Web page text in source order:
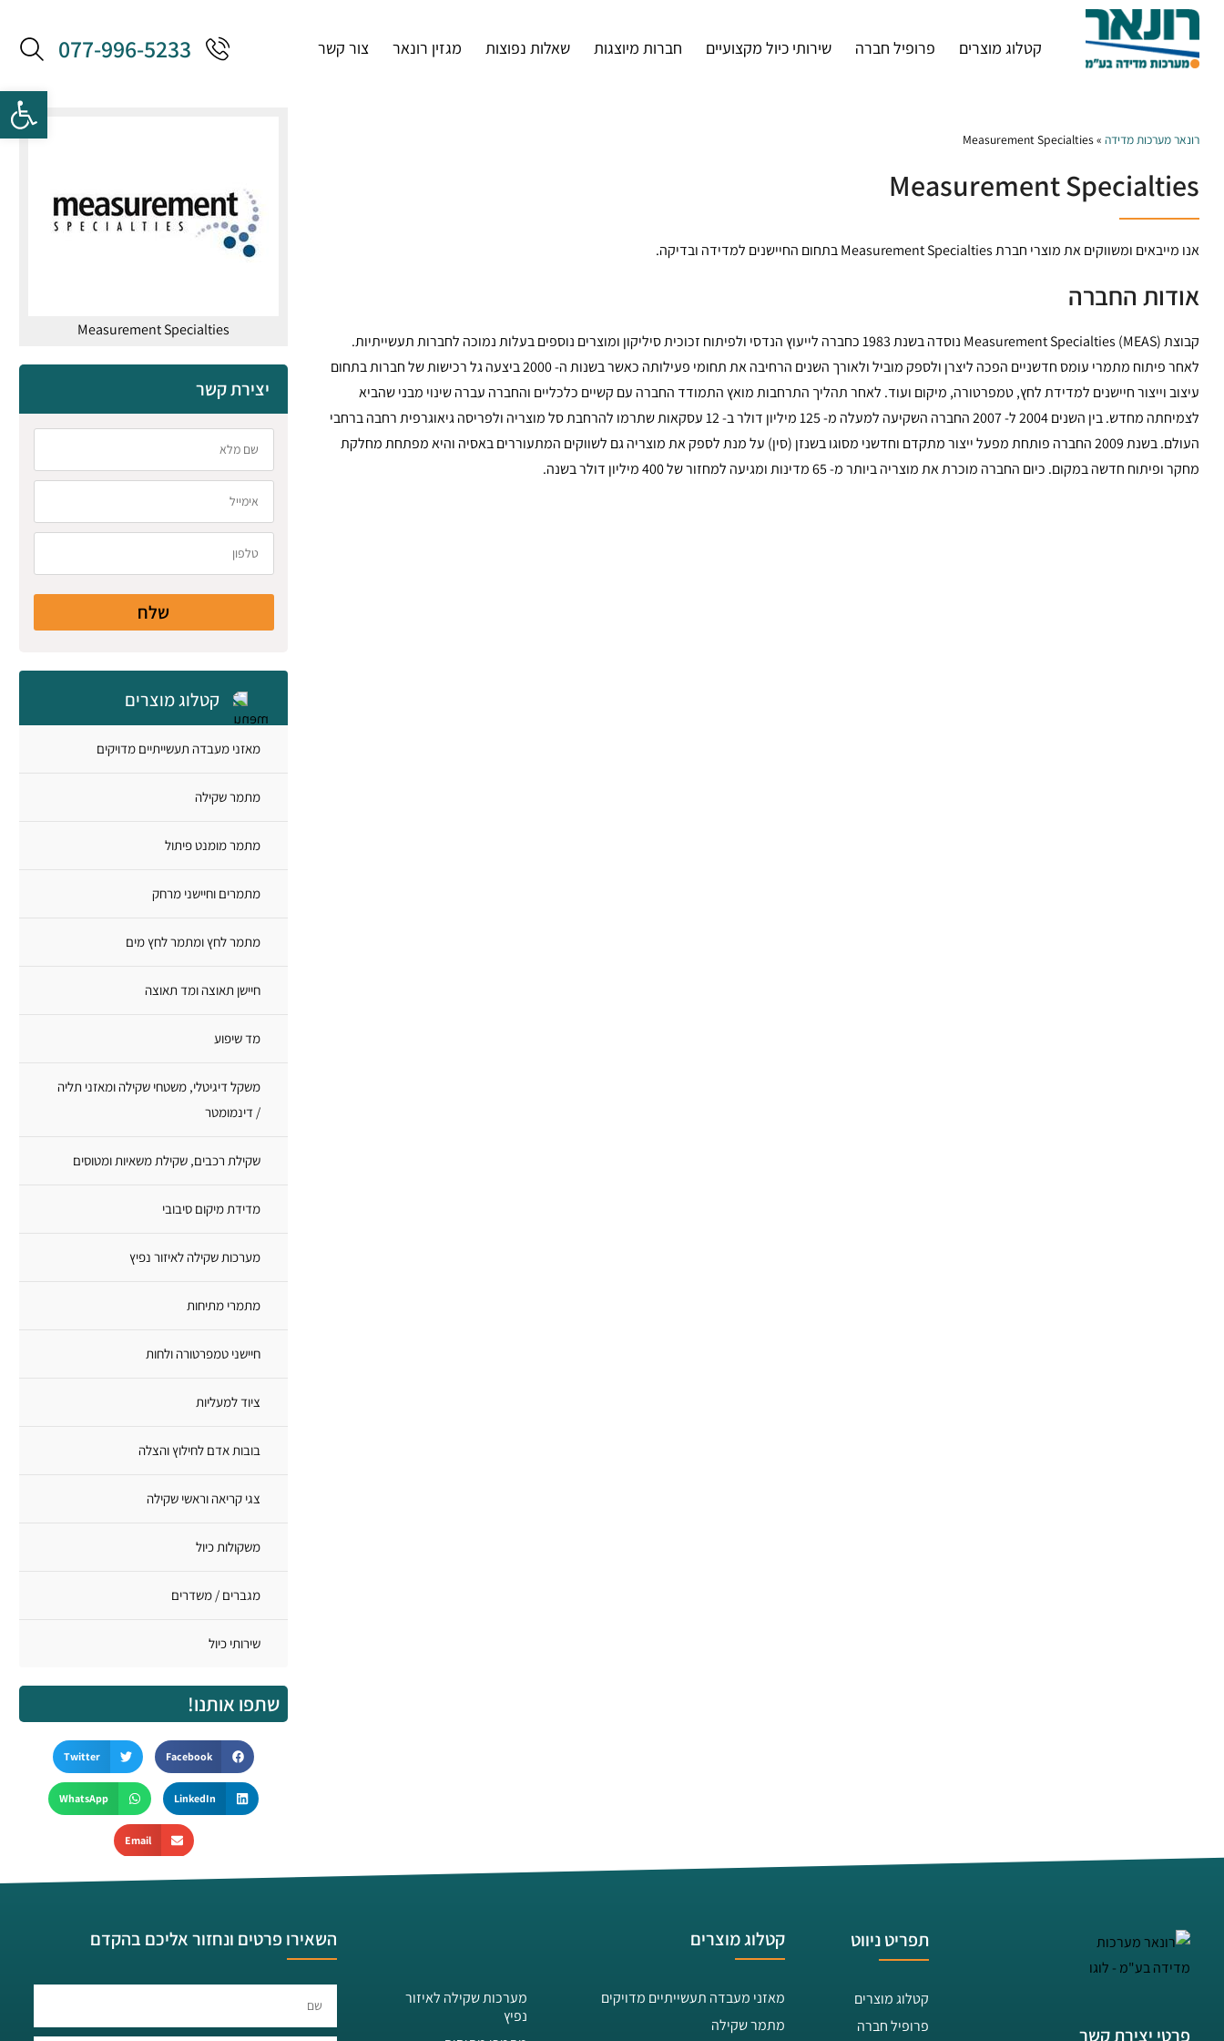
קטלוג מוצרים פרופיל חברה שירותי כיול מקצועיים חברות מיוצגות שאלות נפוצות מגזין רונאר צור קשר 077-996-5233
רונאר מערכות מדידה »
Measurement Specialties
Measurement Specialties
אנו מייבאים ומשווקים את מוצרי חברת Measurement Specialties בתחום החיישנים למדידה ובדיקה.
אודות החברה
קבוצת Measurement Specialties (MEAS) נוסדה בשנת 1983 כחברה לייעוץ הנדסי ולפיתוח זכוכית סיליקון ומוצרים נוספים בעלות נמוכה לחברות תעשייתיות.
לאחר פיתוח מתמרי עומס חדשניים הפכה ליצרן ולספק מוביל ולאורך השנים הרחיבה את תחומי פעילותה כאשר בשנות ה- 2000 ביצעה גל רכישות של חברות בתחום
עיצוב וייצור חיישנים למדידת לחץ, טמפרטורה, מיקום ועוד. לאחר תהליך התרחבות מואץ התמודד החברה עם קשיים כלכליים והחברה עברה שינוי מבני שהביא
לצמיחתה מחדש. בין השנים 2004 ל- 2007 החברה השקיעה למעלה מ- 125 מיליון דולר ב- 12 עסקאות שתרמו להרחבת סל מוצריה ולפריסה גיאוגרפית רחבה ברחבי
העולם. בשנת 2009 החברה פותחת מפעל ייצור מתקדם וחדשני מסוגו בשנזן (סין) על מנת לספק את מוצריה גם לשווקים המתעוררים באסיה והיא מפתחת מחלקת
מחקר ופיתוח חדשה במקום. כיום החברה מוכרת את מוצריה ביותר מ- 65 מדינות ומגיעה למחזור של 400 מיליון דולר בשנה.
Measurement Specialties
יצירת קשר
שלח
קטלוג מוצרים
מאזני מעבדה תעשייתיים מדויקים
מתמר שקילה
מתמר מומנט פיתול
מתמרים וחיישני מרחק
מתמר לחץ ומתמר לחץ מים
חיישן תאוצה ומד תאוצה
מד שיפוע
משקל דיגיטלי, משטחי שקילה ומאזני תליה
/ דינמומטר
שקילת רכבים, שקילת משאיות ומטוסים
מדידת מיקום סיבובי
מערכות שקילה לאיזור נפיץ
מתמרי מתיחות
חיישני טמפרטורה ולחות
ציוד למעליות
בובות אדם לחילוץ והצלה
צגי קריאה וראשי שקילה
משקולות כיול
מגברים / משדרים
שירותי כיול
שתפו אותנו!
Facebook
Twitter
LinkedIn
WhatsApp
Email
פרטי יצירת קשר
תפריט ניווט
קטלוג מוצרים
פרופיל חברה
קטלוג מוצרים
מאזני מעבדה תעשייתיים מדויקים
מתמר שקילה
מערכות שקילה לאיזור
נפיץ
השאירו פרטים ונחזור אליכם בהקדם​​